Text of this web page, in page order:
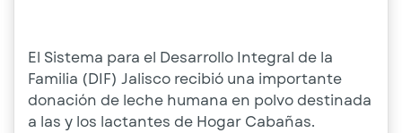
El Sistema para el Desarrollo Integral de la
Familia (DIF) Jalisco recibió una importante
donación de leche humana en polvo destinada
a las y los lactantes de Hogar Cabañas.